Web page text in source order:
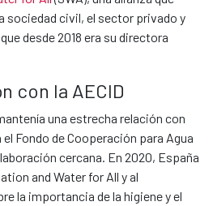
sociedad civil, el sector privado y
desde 2018 era su directora
con la AECID
una estrecha relación con
Fondo de Cooperación para Agua
cercana. En 2020, España
and Water for All y al
la importancia de la higiene y el